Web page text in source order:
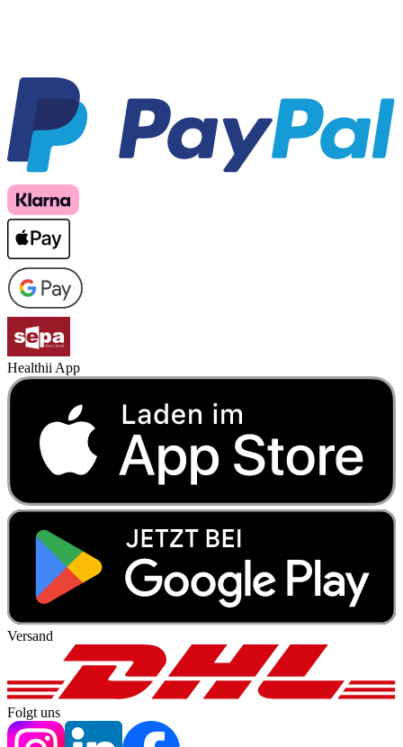
Healthii App
Versand
Folgt uns